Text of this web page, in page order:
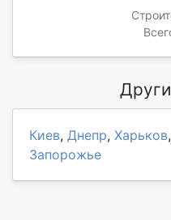
Киев, Днепр, Харьков,
Запорожье